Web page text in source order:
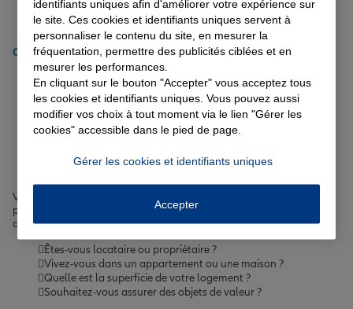
Assurance voiture électrique
Assurance auto semi-autonome
Obtenir un tarif pour votre assurance auto à Evreux
Comment choisir l'assurance
habitation à Evreux adaptée
à vos besoins ?
Votre logement à Evreux est un lieu de vie précieux qu'il convient de
protéger efficacement. Pour choisirl'assurance habitation
correspond à vos attentes, posez-vous les bonnes questions :
Êtes-vous locataire ou propriétaire ?
Vivez-vous dans un appartement ou une maison ?
Quelle est la superficie de votre logement ?
Souhaitez-vous assurer des objets de valeur ?
identifiants uniques afin d'améliorer votre expérience sur
le site. Ces cookies et identifiants uniques servent à
personnaliser le contenu du site, en mesurer la
fréquentation, permettre des publicités ciblées et en
mesurer les performances.
En cliquant sur le bouton "Accepter" vous acceptez tous
les cookies et identifiants uniques. Vous pouvez aussi
modifier vos choix à tout moment via le lien "Gérer les
cookies" accessible dans le pied de page.
Gérer les cookies et identifiants uniques
Accepter